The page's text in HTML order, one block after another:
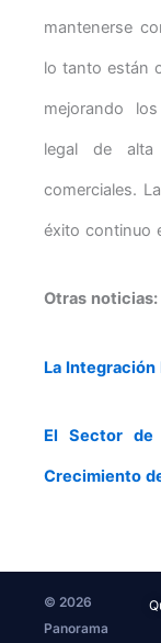
mantenerse
lo tanto están
mejorando
legal de
comerciales.
éxito continuo
Otras noticias:
La
El Sector de
Crecimiento
© 2026
Panorama